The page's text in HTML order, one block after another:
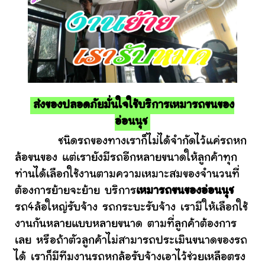
ส่งของปลอดภัยมั่นใจใช้บริการเหมารถขนของ
อ่อนนุช
ชนิดรถของทางเราก็ไม่ได้จำกัดไว้แค่รถหก
ล้อขนของ แต่เรายังมีรถอีกหลายขนาดให้ลูกค้าทุก
ท่านได้เลือกใช้งานตามความเหมาะสมของจำนวนที่
ต้องการย้ายจะย้าย บริการเหมารถขนของอ่อนนุช
รถ4ล้อใหญ่รับจ้าง รถกระบะรับจ้าง เรามีให้เลือกใช้
งานกันหลายแบบหลายขนาด ตามที่ลูกค้าต้องการ
เลย หรือถ้าตัวลูกค้าไม่สามารถประเมินขนาดของรถ
ได้ เราก็มีทีมงานรถหกล้อรับจ้างเอาไว้ช่วยเหลือตรง